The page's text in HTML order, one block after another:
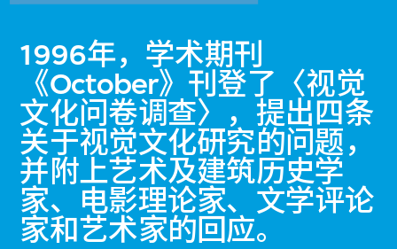
1996年，学术期刊
《October》刊登了〈视觉
文化问卷调查〉，提出四条
关于视觉文化研究的问题，
并附上艺术及建筑历史学
家、电影理论家、文学评论
家和艺术家的回应。